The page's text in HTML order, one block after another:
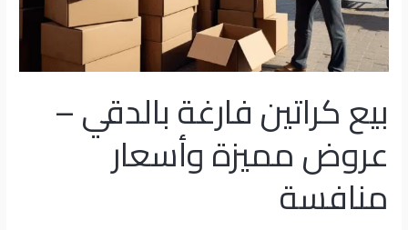
بيع كراتين فارغة بالدقي –
عروض مميزة وأسعار
منافسة